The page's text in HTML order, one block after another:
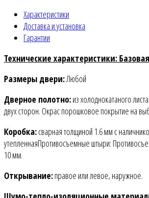
Характеристики
Доставка и установка
Гарантии
Технические характеристики:
Размеры двери:Любой
Дверное полотно:из холоднокатаного
двух сторон. Окрас порошковое покрытие на
Коробка:сварная толщиной 1.6 мм с
утепленнаяПротивосъемные штыри:
10 мм.
Открывание:правое или левое, наружное.